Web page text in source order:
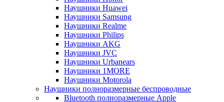
Наушники Huawei
Наушники Samsung
Наушники Realme
Наушники Philips
Наушники AKG
Наушники JVC
Наушники Urbanears
Наушники 1MORE
Наушники Motorola
Наушники полноразмерные беспроводные
Bluetooth полноразмерные Apple